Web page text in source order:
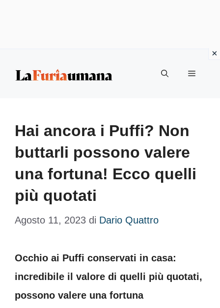
Menu
Hai ancora i Puffi? Non
buttarli possono valere
una fortuna! Ecco quelli
più quotati
Agosto 11, 2023 di Dario Quattro
Occhio ai Puffi conservati in casa:
incredibile il valore di quelli più quotati,
possono valere una fortuna